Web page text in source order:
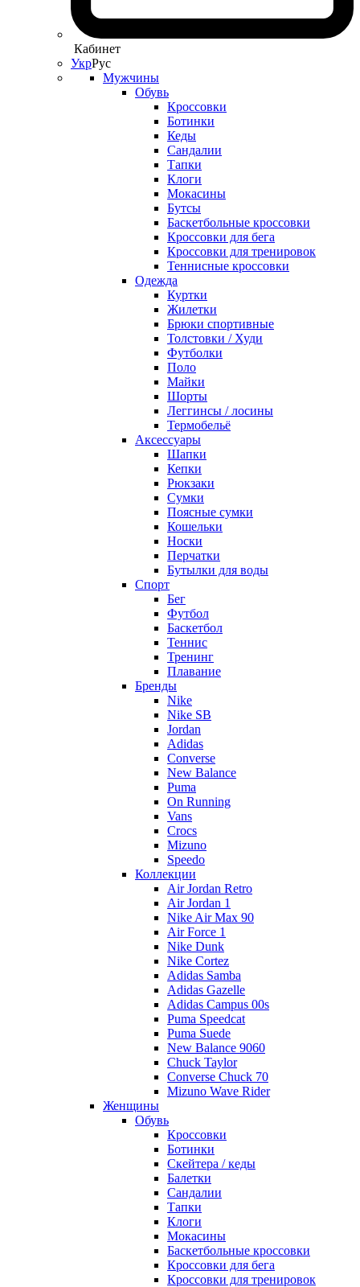
Кабинет
УкрРус
Мужчины
Обувь
Кроссовки
Ботинки
Кеды
Сандалии
Тапки
Клоги
Мокасины
Бутсы
Баскетбольные кроссовки
Кроссовки для бега
Кроссовки для тренировок
Теннисные кроссовки
Одежда
Куртки
Жилетки
Брюки спортивные
Толстовки / Худи
Футболки
Поло
Майки
Шорты
Леггинсы / лосины
Термобельё
Аксессуары
Шапки
Кепки
Рюкзаки
Сумки
Поясные сумки
Кошельки
Носки
Перчатки
Бутылки для воды
Спорт
Бег
Футбол
Баскетбол
Теннис
Тренинг
Плавание
Бренды
Nike
Nike SB
Jordan
Adidas
Converse
New Balance
Puma
On Running
Vans
Crocs
Mizuno
Speedo
Коллекции
Air Jordan Retro
Air Jordan 1
Nike Air Max 90
Air Force 1
Nike Dunk
Nike Cortez
Adidas Samba
Adidas Gazelle
Adidas Campus 00s
Puma Speedcat
Puma Suede
New Balance 9060
Chuck Taylor
Converse Chuck 70
Mizuno Wave Rider
Женщины
Обувь
Кроссовки
Ботинки
Скейтера / кеды
Балетки
Сандалии
Тапки
Клоги
Мокасины
Баскетбольные кроссовки
Кроссовки для бега
Кроссовки для тренировок